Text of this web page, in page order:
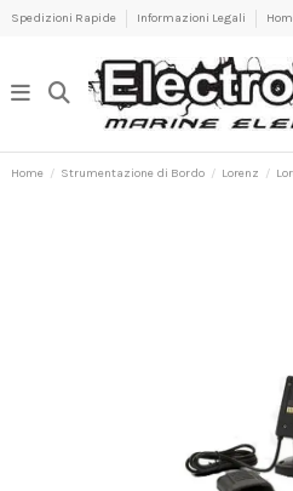
Spedizioni Rapide Informazioni Legali
Home Strumentazione di Bordo Lorenz